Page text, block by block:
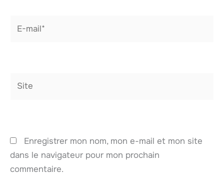
mail*
Enregistrer mon nom, mon e-mail et mon site
dans le navigateur pour mon prochain
commentaire.